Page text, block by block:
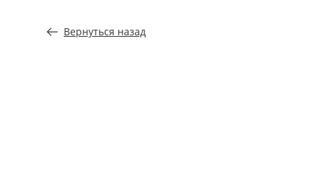
Вернуться назад